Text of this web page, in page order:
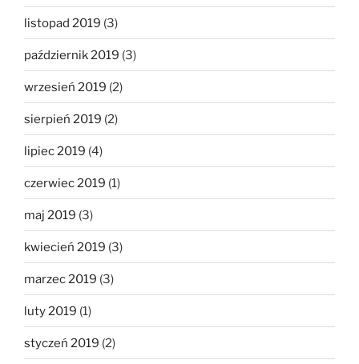
listopad 2019 (3)
październik 2019 (3)
wrzesień 2019 (2)
sierpień 2019 (2)
lipiec 2019 (4)
czerwiec 2019 (1)
maj 2019 (3)
kwiecień 2019 (3)
marzec 2019 (3)
luty 2019 (1)
styczeń 2019 (2)